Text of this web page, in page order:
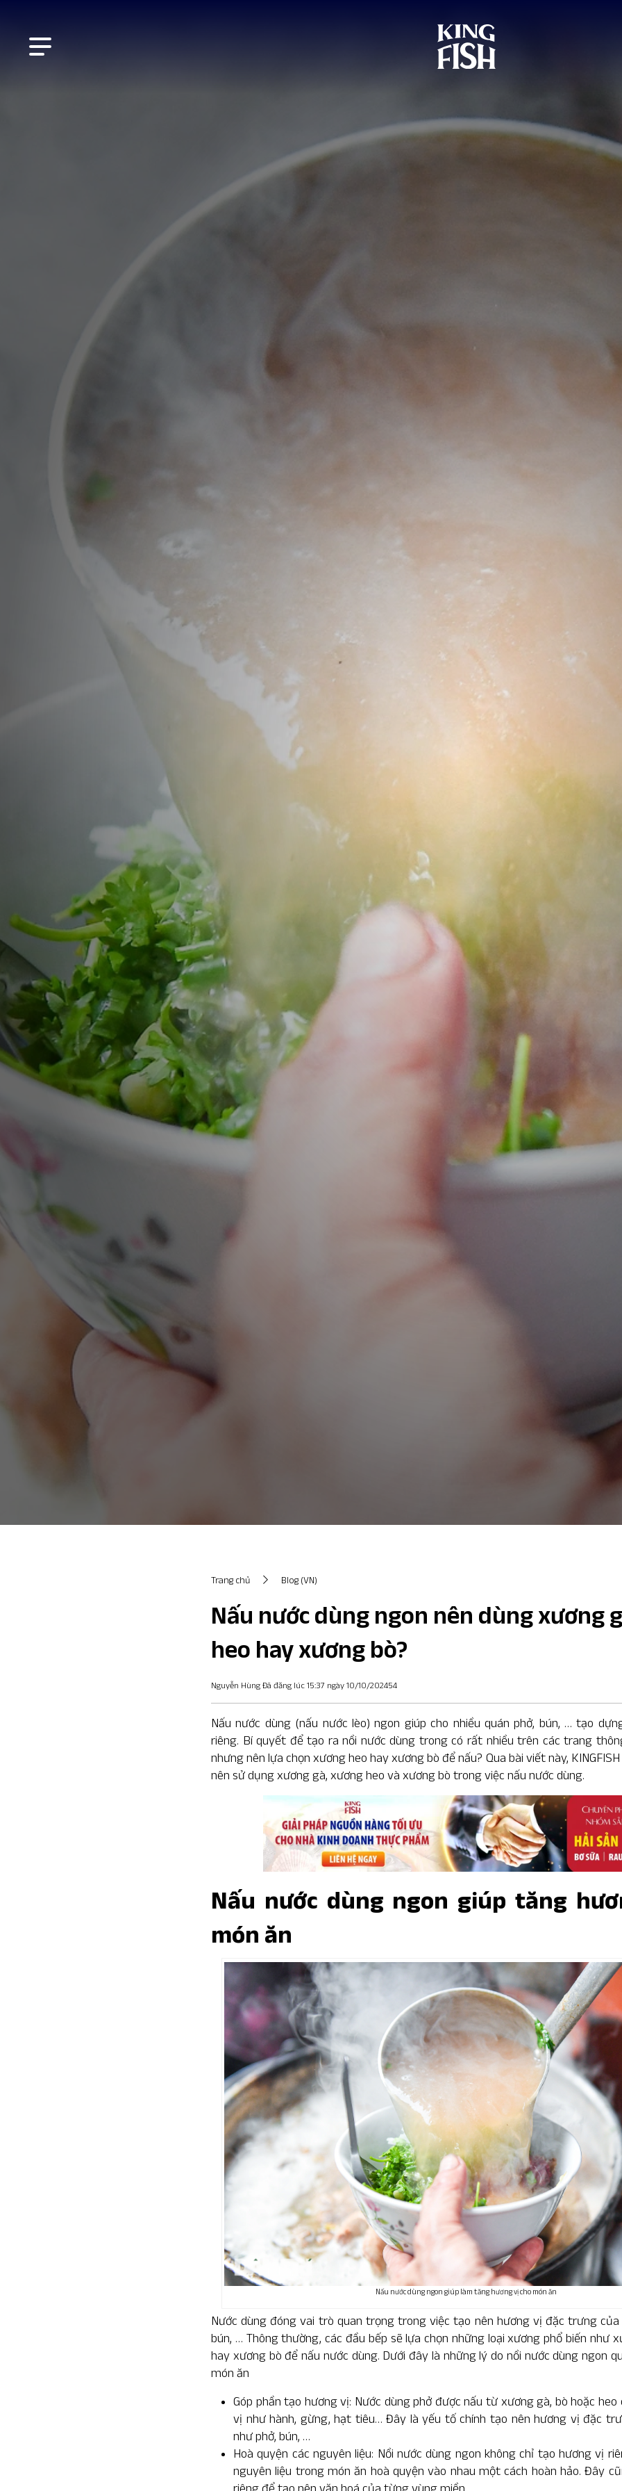
Trang chủ Blog (VN)
Nấu nước dùng ngon nên dùng xương
heo hay xương bò?
Nguyễn Hùng Đã đăng lúc 15:37 ngày 10/10/202454
Nấu nước dùng(nấu nước lèo) ngon giúp cho nhiều quán phở, bún, … tạo
riêng. Bí quyết để tạo ra nồi nước dùng trong có rất nhiều trên các trang
nhưng nên lựa chọn xương heo hay xương bò để nấu? Qua bài viết này, KINGFISH
nên sử dụng xương gà, xương heo và xương bò trong việc nấu nước dùng.
Nấu nước dùng ngon giúp tăng
món ăn
Nấu nước dùng ngon giúp làm tăng hương vị cho món ăn
Nước dùng đóng vai trò quan trọng trong việc tạo nên hương vị đặc trưng của
bún, … Thông thường, các đầu bếp sẽ lựa chọn những loại xương phổ biến như
hay xương bò để nấu nước dùng. Dưới đây là những lý do nồi nước dùng ngon
món ăn
Góp phần tạo hương vị: Nước dùng phở được nấu từ xương gà, bò hoặc heo
vị như hành, gừng, hạt tiêu… Đây là yếu tố chính tạo nên hương vị đặc
như phở, bún, …
Hoà quyện các nguyên liệu: Nồi nước dùng ngon không chỉ tạo hương vị
nguyên liệu trong món ăn hoà quyện vào nhau một cách hoàn hảo. Đây
riêng để tạo nên văn hoá của từng vùng miền.